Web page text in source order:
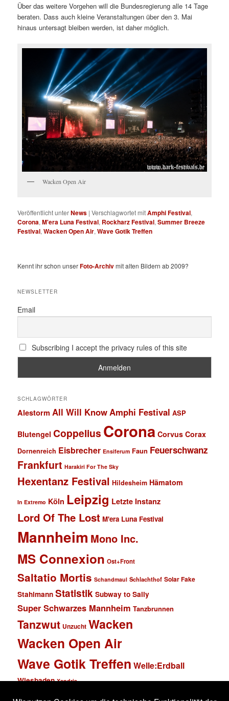
Über das weitere Vorgehen will die Bundesregierung alle 14 Tage
beraten. Dass auch kleine Veranstaltungen über den 3. Mai
hinaus untersagt bleiben werden, ist daher möglich.
Wacken Open Air
Veröffentlicht unterNews |Verschlagwortet mitAmphi Festival,
Corona,M'era Luna Festival, Rockharz Festival,Summer Breeze
Festival,Wacken Open Air,Wave Gotik Treffen
Kennt ihr schon unserFoto-Archivmit alten Bildern ab 2009?
NEWSLETTER
Email
Subscribing I accept the privacy rules of this site
SCHLAGWÖRTER
Alestorm All Will Know Amphi Festival ASP
Blutengel Coppelius Corona Corvus Corax
Dornenreich Eisbrecher Ensiferum Faun Feuerschwanz
Frankfurt Harakiri For The Sky
Hexentanz Festival Hildesheim Hämatom
In Extremo Köln Leipzig Letzte Instanz
Lord Of The Lost M'era Luna Festival
Mannheim Mono Inc.
MS Connexion Ost+Front
Saltatio Mortis Schandmaul Schlachthof Solar Fake
Stahlmann Statistik Subway to Sally
Super Schwarzes Mannheim Tanzbrunnen
Tanzwut Unzucht Wacken
Wacken Open Air
Wave Gotik Treffen Welle:Erdball
Wiesbaden Xandria